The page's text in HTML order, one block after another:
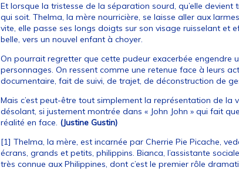
Et lorsque la tristesse de la séparation sourd, qu’elle
qui soit. Thelma, la mère nourricière, se laisse aller aux
vite, elle passe ses longs doigts sur son visage ruisselant et
belle, vers un nouvel enfant à choyer.
On pourrait regretter que cette pudeur exacerbée engendre
personnages. On ressent comme une retenue face à leurs
documentaire, fait de suivi, de trajet, de déconstruction de
Mais c’est peut-être tout simplement la représentation de la
désolant, si justement montrée dans « John John » qui fait
réalité en face. (Justine Gustin)
[1] Thelma, la mère, est incarnée par Cherrie Pie Picache,
écrans, grands et petits, philippins. Bianca, l’assistante
très connue aux Philippines, dont c’est le premier rôle